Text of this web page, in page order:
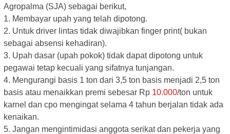
Agropalma (SJA) sebagai berikut,
1. Membayar upah yang telah dipotong.
2. Untuk driver lintas tidak diwajibkan finger print( bukan
sebagai absensi kehadiran).
3. Upah dasar (upah pokok) tidak dapat dipotong untuk
pegawai tetap kecuali yang sifatnya tunjangan.
4. Mengurangi basis 1 ton dari 3,5 ton basis menjadi 2,5 ton
basis atau menaikkan premi sebesar Rp 10.000/ton untuk
karnel dan cpo mengingat selama 4 tahun berjalan tidak ada
kenaikan.
5. Jangan mengintimidasi anggota serikat dan pekerja yang